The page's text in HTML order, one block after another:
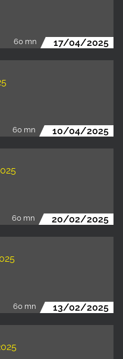
60 mn 17/04/2025
60 mn 10/04/2025
60 mn 20/02/2025
60 mn 13/02/2025